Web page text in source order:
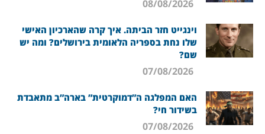
וינגייט חזר הביתה. איך קרה שהארכיון האישי
שלו נחת בספריה הלאומית בירושלים? ומה יש
שם?
האם המפלגה ה”דמוקרטית” בארה”ב מתאבדת
בשידור חי?